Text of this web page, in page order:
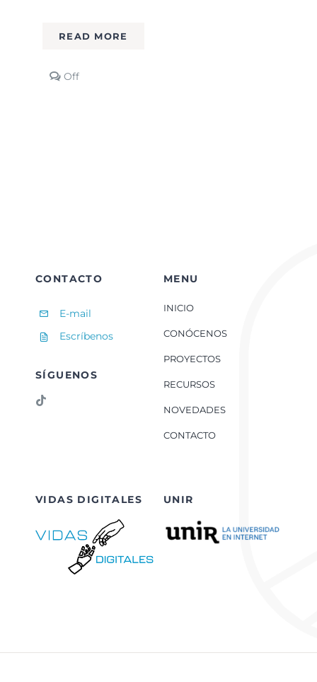
READ MORE
OffComments
CONTACTO
E-mail
Escríbenos
SÍGUENOS
MENU
INICIO
CONÓCENOS
PROYECTOS
RECURSOS
NOVEDADES
CONTACTO
VIDAS DIGITALES UNIR